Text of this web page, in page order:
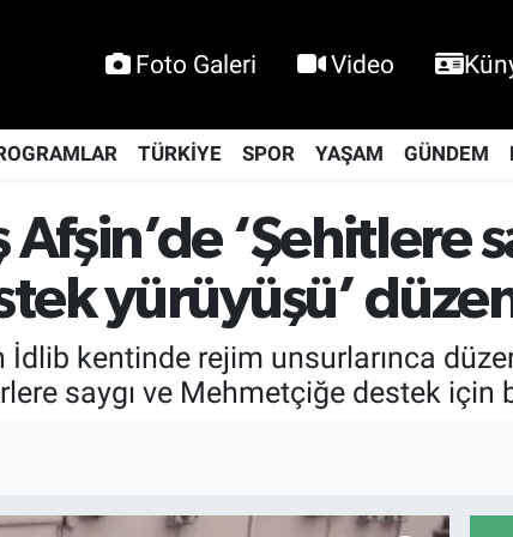
Foto Galeri Video
TÜRKİYE SPOR YAŞAM GÜNDEM
‘Şehitlere
yürüyüşü’
İdlib kentinde rejim unsurlarınca
saygı ve Mehmetçiğe destek